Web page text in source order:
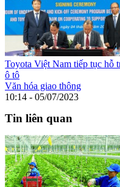
Toyota Việt Nam tiếp tục hỗ
ô tô
Văn hóa giao thông
10:14 - 05/07/2023
Tin liên quan